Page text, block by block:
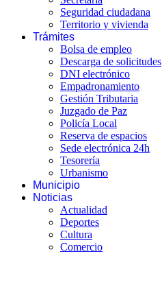
Seguridad ciudadana
Territorio y vivienda
Trámites
Bolsa de empleo
Descarga de solicitudes
DNI electrónico
Empadronamiento
Gestión Tributaria
Juzgado de Paz
Policía Local
Reserva de espacios
Sede electrónica 24h
Tesorería
Urbanismo
Municipio
Noticias
Actualidad
Deportes
Cultura
Comercio